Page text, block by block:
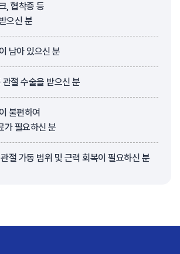
, 협착증 등
으신 분
남아 있으신 분
절 수술을 받으신 분
불편하여
가 필요하신 분
절 가동 범위 및 근력 회복이 필요하신 분